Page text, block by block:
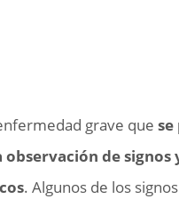
grave que
observación de signos
. Algunos de los